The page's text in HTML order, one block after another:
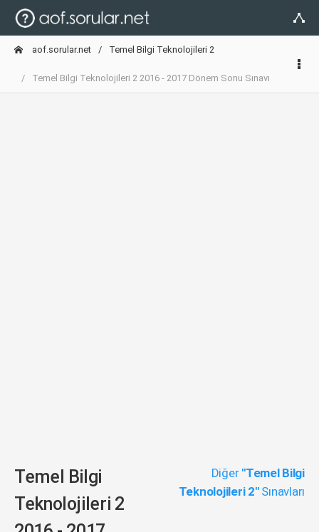
aof.sorular.net Temel Bilgi Teknolojileri 2
Temel Bilgi Teknolojileri 2 2016 - 2017 Dönem Sonu Sınavı
Temel Bilgi
Teknolojileri 2
Diğer "Temel Bilgi
Teknolojileri 2"Sınavları